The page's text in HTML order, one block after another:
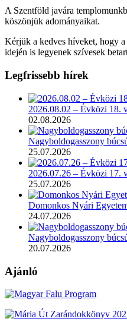
A Szentföld javára
köszönjük adományaikat.
Kérjük a kedves híveket, hogy
idején is legyenek szívesek
Legfrissebb hírek
2026.08.02 – Évközi 18.
02.08.2026
Nagyboldogasszony
25.07.2026
2026.07.26 – Évközi 17.
25.07.2026
Domonkos Nyári
24.07.2026
Nagyboldogasszony
20.07.2026
Ajánló